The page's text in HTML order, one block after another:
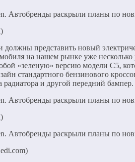
должны представить новый
на нашем рынке уже несколько
«зеленую» версию модели C5,
стандартного бензинового
и другой передний бампер.